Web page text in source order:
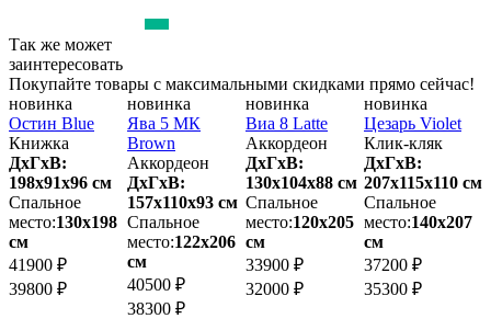
Так же может
заинтересовать
Покупайте товары с максимальными скидками прямо сейчас!
новинка
Остин Blue
Книжка
ДхГхВ:
198х91x96 см
Спальное
место:130х198
см
41900 ₽
39800 ₽
новинка
Ява 5 МК
Brown
Аккордеон
ДхГхВ:
157х110x93 см
Спальное
место:122х206
см
40500 ₽
38300 ₽
новинка
Виа 8 Latte
Аккордеон
ДхГхВ:
130х104x88 см
Спальное
место:120х205
см
33900 ₽
32000 ₽
новинка
Цезарь Violet
Клик-кляк
ДхГхВ:
207х115x110 см
Спальное
место:140х207
см
37200 ₽
35300 ₽